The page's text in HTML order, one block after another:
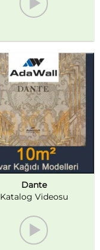
Dante
Katalog Videosu